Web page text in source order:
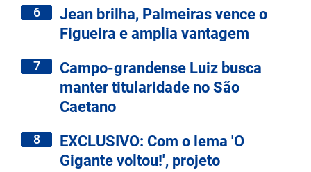
6
Jean brilha, Palmeiras vence o
Figueira e amplia vantagem
7
Campo-grandense Luiz busca
manter titularidade no São
Caetano
8
EXCLUSIVO: Com o lema 'O
Gigante voltou!', projeto